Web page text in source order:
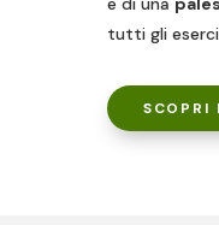
tutti gli
SCOPRI